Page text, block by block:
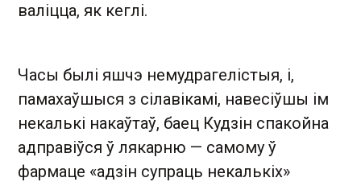
валіцца, як кеглі.
Часы былі яшчэ немудрагелістыя, і,
памахаўшыся з сілавікамі, навесіўшы ім
некалькі накаўтаў, баец Кудзін спакойна
адправіўся ў лякарню — самому ў
фармаце «адзін супраць некалькіх»